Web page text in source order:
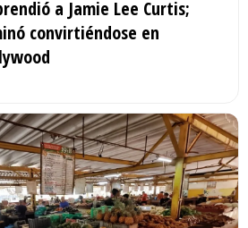
a Jamie Lee Curtis;
convirtiéndose en